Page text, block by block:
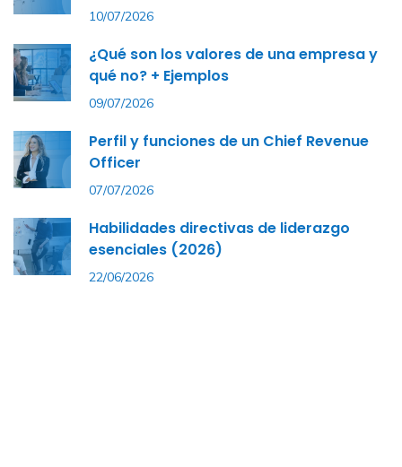
10/07/2026
¿Qué son los valores de una empresa y
qué no? + Ejemplos
09/07/2026
Perfil y funciones de un Chief Revenue
Officer
07/07/2026
Habilidades directivas de liderazgo
esenciales (2026)
22/06/2026